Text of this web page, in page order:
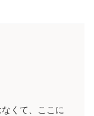
くて、ここに